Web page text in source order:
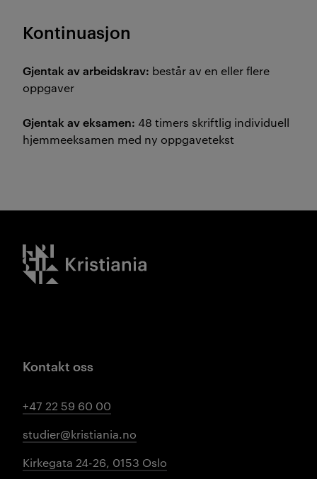
Kontinuasjon
Gjentak av arbeidskrav: består av en eller flere
oppgaver
Gjentak av eksamen: 48 timers skriftlig individuell
hjemmeeksamen med ny oppgavetekst
Kristiania logo
Kontakt oss
+47 22 59 60 00
studier@kristiania.no
Kirkegata 24-26, 0153 Oslo